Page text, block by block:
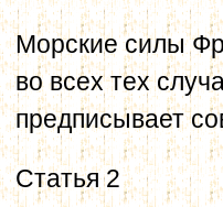
Морские силы
во всех тех
предписывает
Статья 2